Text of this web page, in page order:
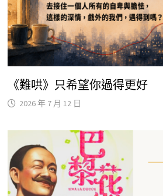
《難哄》只希望你過得更好
2026 年 7 月 12 日